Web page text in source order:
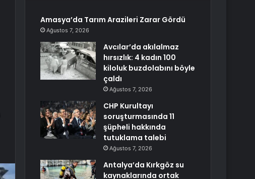
Amasya’da Tarım Arazileri Zarar Gördü
Ağustos 7, 2026
Avcılar’da akılalmaz
hırsızlık: 4 kadın 100
kiloluk buzdolabını böyle
çaldı
Ağustos 7, 2026
CHP Kurultayı
soruşturmasında 11
şüpheli hakkında
tutuklama talebi
Ağustos 7, 2026
Antalya’da Kırkgöz su
kaynaklarında ortak